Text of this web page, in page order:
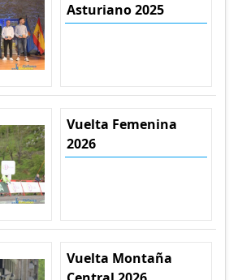
Asturiano 2025
Vuelta Femenina
2026
Vuelta Montaña